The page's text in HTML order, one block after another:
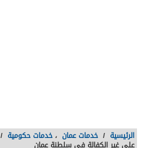
الرئيسية / خدمات عمان ، خدمات حكومية /
على غير الكفالة في سلطنة عمان